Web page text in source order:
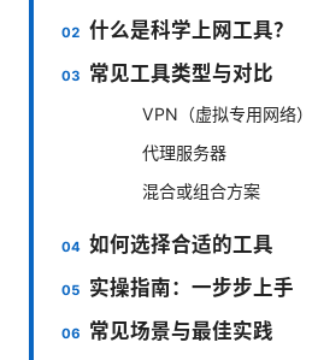
什么是科学上网工具？
常见工具类型与对比
VPN（虚拟专用网络）
代理服务器
混合或组合方案
如何选择合适的工具
实操指南：一步步上手
常见场景与最佳实践